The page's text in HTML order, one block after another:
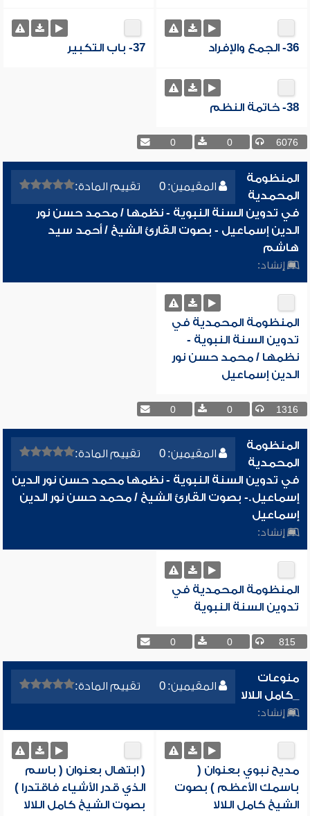
36- الجمع والإفراد 37- باب التكبير
38- خاتمة النظم
6076
0
0
المقيمين: 0 تقييم المادة:
المنظومة
المحمدية
في تدوين السنة النبوية - نظمها / محمد حسن نور
الدين إسماعيل - بصوت القارئ الشيخ / أحمد سيد
هاشم
إنشاد:
المنظومة المحمدية في
تدوين السنة النبوية -
نظمها / محمد حسن نور
الدين إسماعيل
1316
0
0
المقيمين: 0 تقييم المادة:
المنظومة
المحمدية
في تدوين السنة النبوية - نظمها محمد حسن نور الدين
إسماعيل.- بصوت القارئ الشيخ / محمد حسن نور الدين
إسماعيل
إنشاد:
المنظومة المحمدية في
تدوين السنة النبوية
815
0
0
المقيمين: 0 تقييم المادة:
منوعات
_كامل اللالا
إنشاد:
مديح نبوي بعنوان (
باسمك الأعظم ) بصوت
الشيخ كامل اللالا
( ابتهال بعنوان ( باسم
الذي قدر الأشياء فاقتدرا )
بصوت الشيخ كامل اللالا